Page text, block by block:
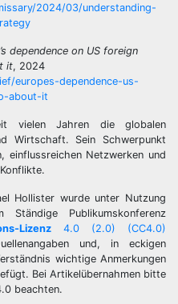
2024/03/understanding-
dependence on US foreign
it, 2024
europes-dependence-us-
about-it
vielen Jahren die globalen
Wirtschaft. Sein Schwerpunkt
einflussreichen Netzwerken und
Hollister wurde unter Nutzung
Publikumskonferenz
Lizenz 4.0 (2.0) (CC4.0)
und, in eckigen
wichtige Anmerkungen
Bei Artikelübernahmen bitte
beachten.